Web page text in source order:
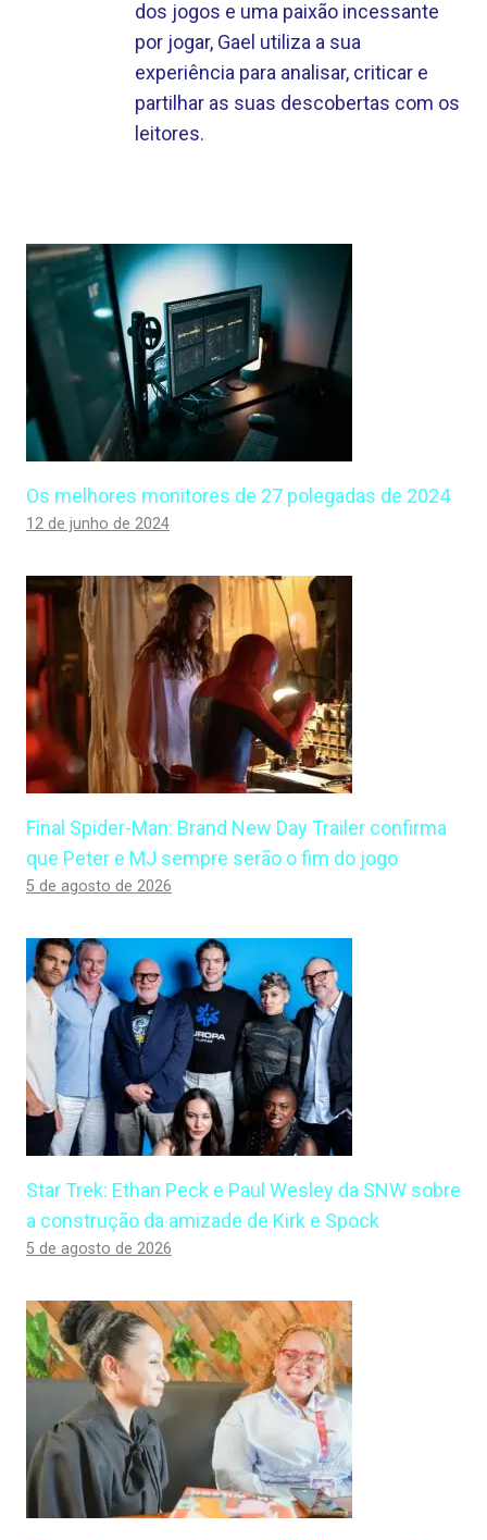
dos jogos e uma paixão incessante
por jogar, Gael utiliza a sua
experiência para analisar, criticar e
partilhar as suas descobertas com os
leitores.
Os melhores monitores de 27 polegadas de 2024
12 de junho de 2024
Final Spider-Man: Brand New Day Trailer confirma
que Peter e MJ sempre serão o fim do jogo
5 de agosto de 2026
Star Trek: Ethan Peck e Paul Wesley da SNW sobre
a construção da amizade de Kirk e Spock
5 de agosto de 2026